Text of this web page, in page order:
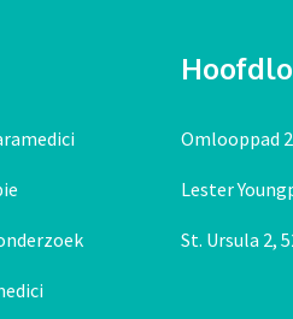
Omlooppad
Lester
St. Ursula 2,